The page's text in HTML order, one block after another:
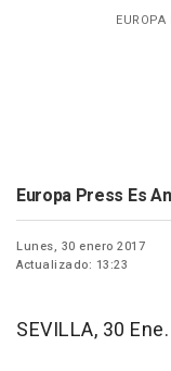
Europa Press Es
Lunes, 30 enero 2017
Actualizado: 13:23
SEVILLA, 30